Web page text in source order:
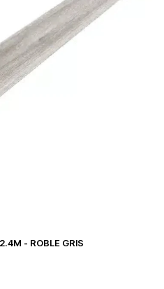
- ROBLE GRIS